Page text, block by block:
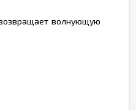
волнующую